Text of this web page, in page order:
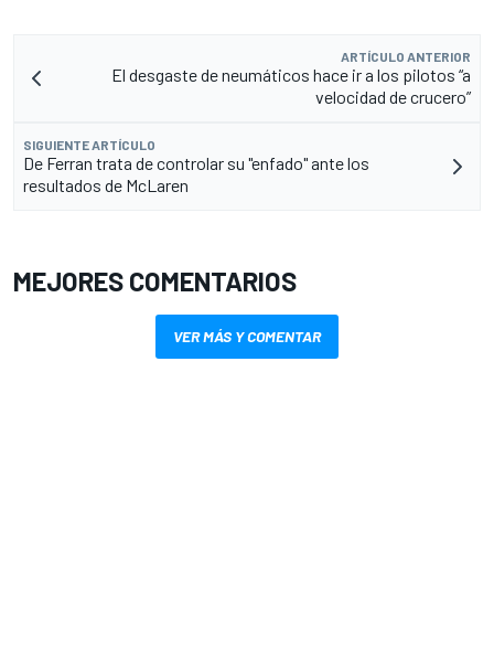
ARTÍCULO ANTERIOR
El desgaste de neumáticos hace ir a los pilotos “a
velocidad de crucero”
SIGUIENTE ARTÍCULO
De Ferran trata de controlar su "enfado" ante los
resultados de McLaren
MEJORES COMENTARIOS
VER MÁS Y COMENTAR